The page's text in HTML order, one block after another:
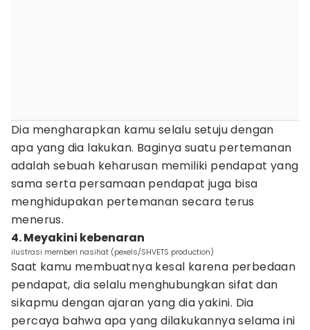
Dia mengharapkan kamu selalu setuju dengan
apa yang dia lakukan. Baginya suatu pertemanan
adalah sebuah keharusan memiliki pendapat yang
sama serta persamaan pendapat juga bisa
menghidupakan pertemanan secara terus
menerus.
4. Meyakini kebenaran
ilustrasi memberi nasihat (pexels/SHVETS production)
Saat kamu membuatnya kesal karena perbedaan
pendapat, dia selalu menghubungkan sifat dan
sikapmu dengan ajaran yang dia yakini. Dia
percaya bahwa apa yang dilakukannya selama ini